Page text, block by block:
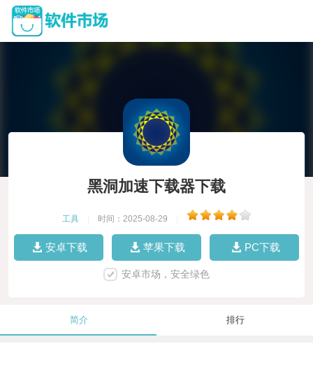
黑洞加速下载器下载
工具 时间：2025-08-29
安卓下载 苹果下载 PC下载
安卓市场，安全绿色
简介 排行